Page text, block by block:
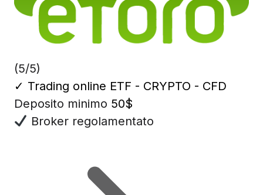
(5/5)
✓ Trading online ETF - CRYPTO - CFD
Deposito minimo 50$
Broker regolamentato